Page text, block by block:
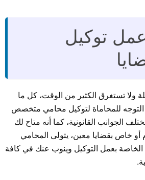
توكيل
ولا تستغرق الكثير من الوقت، كل ما
التوجه للمحاماة لتوكيل محامي متخصص
الجوانب القانونية، كما أنه متاح لك
أو خاص بقضايا معين، يتولى المحامي
الخاصة بعمل التوكيل وينوب عنك في كافة